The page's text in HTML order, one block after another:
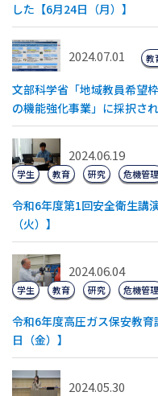
した【6月24日（月）】
2024.07.01
文部科学省「地域教員希望
の機能強化事業」に採択さ
教
2024.06.19
令和6年度第1回安全衛生講
（火）】
学生 教育 研究 危機管理
2024.06.04
令和6年度高圧ガス保安教
日（金）】
学生 教育 研究 危機管理
2024.05.30